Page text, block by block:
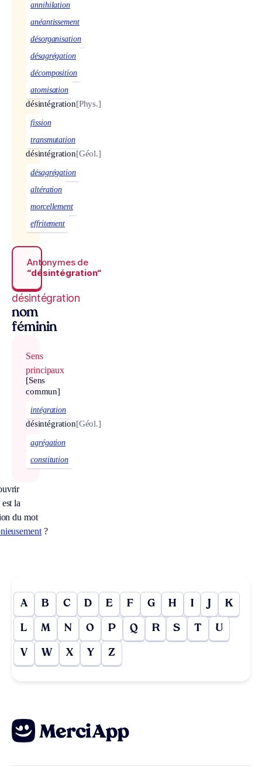
annihilation
anéantissement
désorganisation
désagrégation
décomposition
atomisation
désintégration[Phys.]
fission
transmutation
désintégration[Géol.]
désagrégation
altération
morcellement
effritement
Antonymes de
“désintégration“
désintégration
nom
féminin
Sens
principaux
[Sens
commun]
intégration
désintégration[Géol.]
agrégation
constitution
la
du mot
?
A B C D E F G H I J K
L M N O P Q R S T U
V W X Y Z